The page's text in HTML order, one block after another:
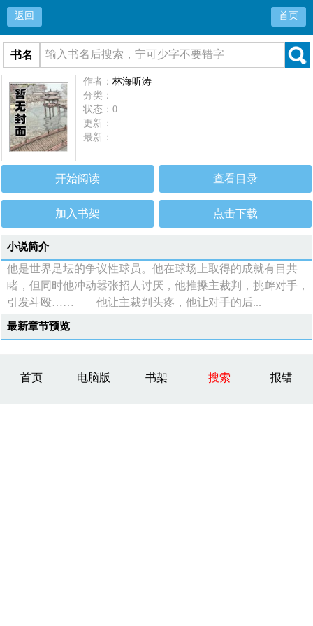
返回 首页
书名
作者：林海听涛
分类：
状态：0
更新：
最新：
开始阅读 查看目录
加入书架 点击下载
小说简介
他是世界足坛的争议性球员。他在球场上取得的成就有目共
睹，但同时他冲动嚣张招人讨厌，他推搡主裁判，挑衅对手，
引发斗殴…… 他让主裁判头疼，他让对手的后...
最新章节预览
首页 电脑版 书架 搜索 报错